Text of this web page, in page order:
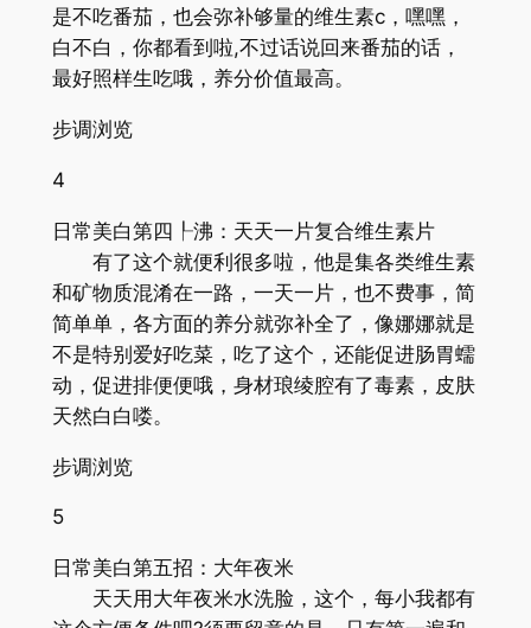
是不吃番茄，也会弥补够量的维生素c，嘿嘿，
白不白，你都看到啦,不过话说回来番茄的话，
最好照样生吃哦，养分价值最高。
步调浏览
4
日常美白第四┞沸：天天一片复合维生素片
有了这个就便利很多啦，他是集各类维生素
和矿物质混淆在一路，一天一片，也不费事，简
简单单，各方面的养分就弥补全了，像娜娜就是
不是特别爱好吃菜，吃了这个，还能促进肠胃蠕
动，促进排便便哦，身材琅绫腔有了毒素，皮肤
天然白白喽。
步调浏览
5
日常美白第五招：大年夜米
天天用大年夜米水洗脸，这个，每小我都有